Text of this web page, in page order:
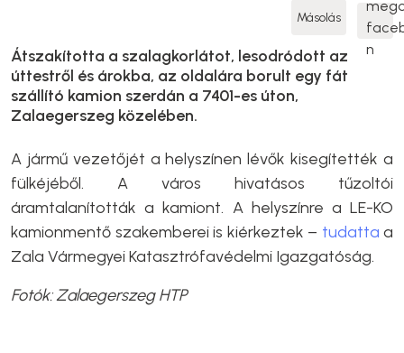
Másolás
Átszakította a szalagkorlátot, lesodródott az
úttestről és árokba, az oldalára borult egy fát
szállító kamion szerdán a 7401-es úton,
Zalaegerszeg közelében.
A jármű vezetőjét a helyszínen lévők kisegítették a
fülkéjéből. A város hivatásos tűzoltói
áramtalanították a kamiont. A helyszínre a LE-KO
kamionmentő szakemberei is kiérkeztek – tudatta a
Zala Vármegyei Katasztrófavédelmi Igazgatóság.
Fotók: Zalaegerszeg HTP